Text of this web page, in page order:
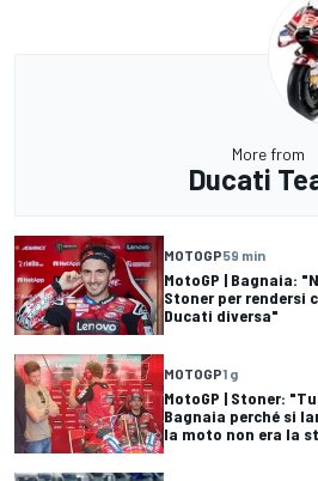
More from
Ducati
MOTOGP59 min
MotoGP | Bagnaia:
Stoner per rendersi
Ducati diversa"
MOTOGP1 g
MotoGP | Stoner:
Bagnaia perché si
la moto non era la